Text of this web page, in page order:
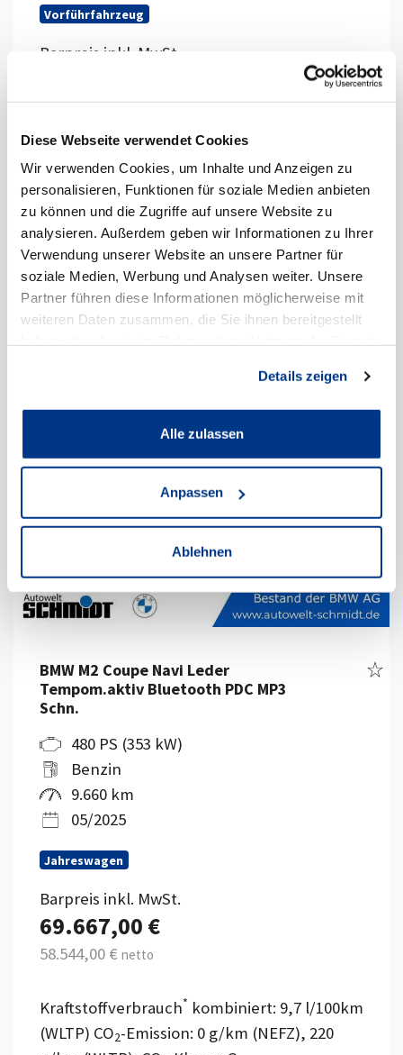
Diese Webseite verwendet Cookies
Wir verwenden Cookies, um Inhalte und Anzeigen zu
personalisieren, Funktionen für soziale Medien anbieten
zu können und die Zugriffe auf unsere Website zu
analysieren. Außerdem geben wir Informationen zu Ihrer
Verwendung unserer Website an unsere Partner für
soziale Medien, Werbung und Analysen weiter. Unsere
Partner führen diese Informationen möglicherweise mit
weiteren Daten zusammen, die Sie ihnen bereitgestellt
Details zeigen
Alle zulassen
Anpassen
Ablehnen
Vorführfahrzeug
Barpreis inkl. MwSt.
34.445,00 €netto
Lünen, Autohaus Marianne Schmidt
GmbH & Co.KG
Kraftstoffverbrauch*kombiniert: 5,2 l/100km
(WLTP) CO2-Emission: 0 g/km (NEFZ), 137
g/km (WLTP); CO2-Klasse: E
BMW M2 Coupe Navi Leder
Tempom.aktiv Bluetooth PDC MP3
Schn.
480 PS (353 kW)
Benzin
9.660 km
05/2025
Jahreswagen
Barpreis inkl. MwSt.
69.667,00 €
58.544,00 € netto
Kraftstoffverbrauch* kombiniert: 9,7 l/100km
(WLTP) CO2-Emission: 0 g/km (NEFZ), 220